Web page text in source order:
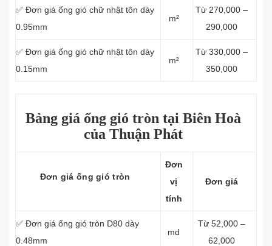
✅ Đơn giá ống gió chữ nhật tôn dày
0.95mm
m²
Từ 270,000 –
290,000
✅ Đơn giá ống gió chữ nhật tôn dày
0.15mm
m²
Từ 330,000 –
350,000
Bảng giá ống gió tròn tại Biên Hoà
của Thuận Phát
Đơn giá ống gió tròn
Đơn
vị
tính
Đơn giá
✅ Đơn giá ống gió tròn D80 dày
0.48mm
md
Từ 52,000 –
62,000